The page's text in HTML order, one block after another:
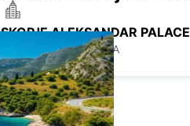
SKOPJE - MACEDONIA